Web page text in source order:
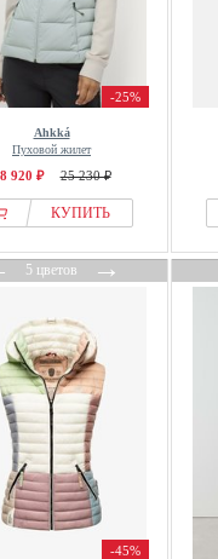
-25%
Ahkká
Пуховой жилет
920 ₽ 25 230 ₽
КУПИТЬ
5 цветов→
-45%